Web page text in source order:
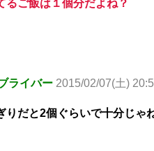
るご飯は１個分だよね？
ライバー 2015/02/07(土)
りだと2個ぐらいで十分じゃ